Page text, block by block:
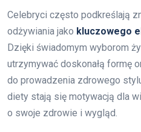
Celebryci często podkreślają
odżywiania jako kluczowego
Dzięki świadomym wyborom
utrzymywać doskonałą formę
do prowadzenia zdrowego
diety stają się motywacją dla
o swoje zdrowie i wygląd.